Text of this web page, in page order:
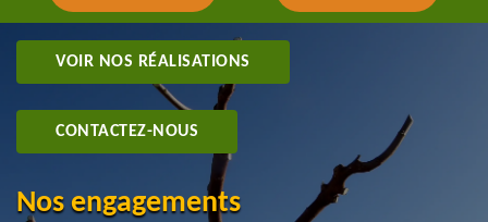
VOIR NOS RÉALISATIONS
CONTACTEZ-NOUS
Nos engagements